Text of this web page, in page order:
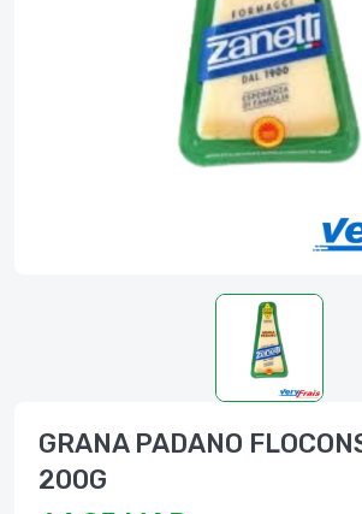
GRANA PADANO
200G